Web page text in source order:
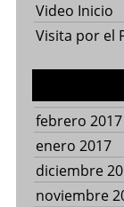
Video Inicio
Visita por el
febrero 2017
enero 2017
diciembre
noviembre